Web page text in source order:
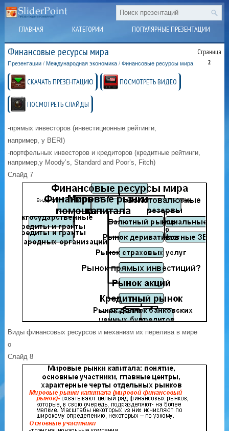
ГЛАВНАЯ КАТЕГОРИИ ПОПУЛЯРНЫЕ ПРЕЗЕНТАЦИИ
Финансовые ресурсы мира Страница
2
Презентации / Международная экономика /Финансовые ресурсы мира
СКАЧАТЬ ПРЕЗЕНТАЦИЮ ПОСМОТРЕТЬ ВИДЕО
ПОСМОТРЕТЬ СЛАЙДЫ
-прямых инвесторов (инвестиционные рейтинги,
например, у ВERI)
-портфельных инвесторов и кредиторов (кредитные рейтинги,
например,у Moody’s, Standard and Poor’s, Fitch)
Слайд 7
Виды финансовых ресурсов и механизм их перелива в мире
о
Слайд 8